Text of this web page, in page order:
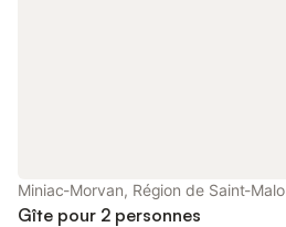
Miniac-Morvan, Région de Saint-Malo
Gîte pour 2 personnes